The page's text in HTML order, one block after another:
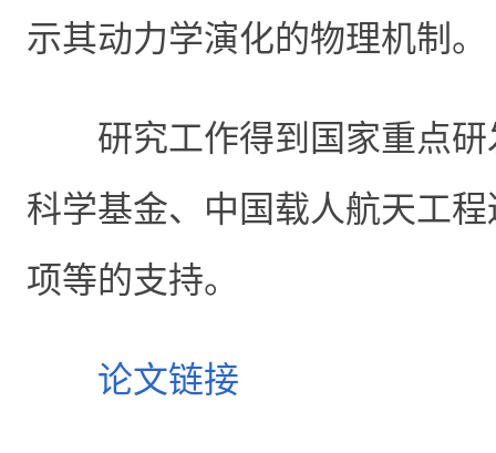
示其动力学演化的物理机制。
研究工作得到国家重点
科学基金、中国载人航天工
项等的支持。
论文链接